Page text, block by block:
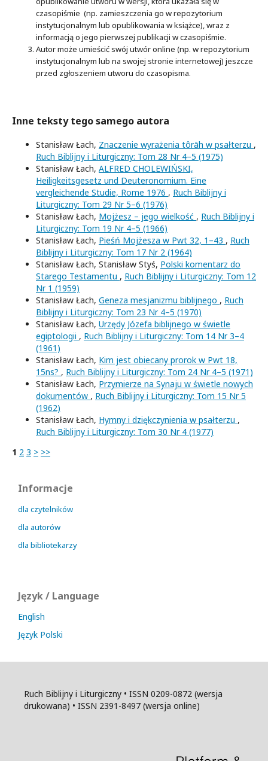
czasopiśmie (np. zamieszczenia go w repozytorium
instytucjonalnym lub opublikowania w książce), wraz z
informacją o jego pierwszej publikacji w czasopiśmie.
Autor może umieścić swój utwór online (np. w repozytorium
instytucjonalnym lub na swojej stronie internetowej) jeszcze
przed zgłoszeniem utworu do czasopisma.
Inne teksty tego samego autora
Stanisław Łach, Znaczenie wyrażenia tôrāh w psałterzu ,
Ruch Biblijny i Liturgiczny: Tom 28 Nr 4–5 (1975)
Stanisław Łach, ALFRED CHOLEWIŃSKI,
Heiligkeitsgesetz und Deuteronomium. Eine
vergleichende Studie, Rome 1976 , Ruch Biblijny i
Liturgiczny: Tom 29 Nr 5–6 (1976)
Stanisław Łach, Mojżesz – jego wielkość , Ruch Biblijny i
Liturgiczny: Tom 19 Nr 4–5 (1966)
Stanisław Łach, Pieśń Mojżesza w Pwt 32, 1–43 , Ruch
Biblijny i Liturgiczny: Tom 17 Nr 2 (1964)
Stanisław Łach, Stanisław Styś, Polski komentarz do
Starego Testamentu , Ruch Biblijny i Liturgiczny: Tom 12
Nr 1 (1959)
Stanisław Łach, Geneza mesjanizmu biblijnego , Ruch
Biblijny i Liturgiczny: Tom 23 Nr 4–5 (1970)
Stanisław Łach, Urzędy Józefa biblijnego w świetle
egiptologii , Ruch Biblijny i Liturgiczny: Tom 14 Nr 3–4
(1961)
Stanisław Łach, Kim jest obiecany prorok w Pwt 18,
15ns? , Ruch Biblijny i Liturgiczny: Tom 24 Nr 4–5 (1971)
Stanisław Łach, Przymierze na Synaju w świetle nowych
dokumentów , Ruch Biblijny i Liturgiczny: Tom 15 Nr 5
(1962)
Stanisław Łach, Hymny i dziękczynienia w psałterzu ,
Ruch Biblijny i Liturgiczny: Tom 30 Nr 4 (1977)
1 2 3 > >>
Informacje
dla czytelników
dla autorów
dla bibliotekarzy
Język / Language
English
Język Polski
Ruch Biblijny i Liturgiczny • ISSN 0209-0872 (wersja
drukowana) • ISSN 2391-8497 (wersja online)